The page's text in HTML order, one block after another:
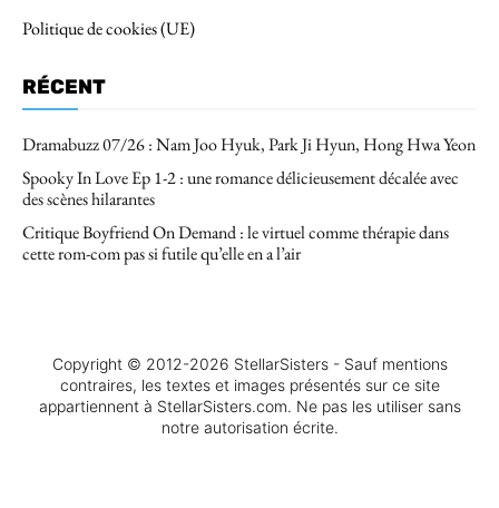
Politique de cookies (UE)
RÉCENT
Dramabuzz 07/26 : Nam Joo Hyuk, Park Ji Hyun, Hong Hwa Yeon
Spooky In Love Ep 1-2 : une romance délicieusement décalée avec
des scènes hilarantes
Critique Boyfriend On Demand : le virtuel comme thérapie dans
cette rom-com pas si futile qu’elle en a l’air
Copyright © 2012-2026 StellarSisters - Sauf mentions
contraires, les textes et images présentés sur ce site
appartiennent à StellarSisters.com. Ne pas les utiliser sans
notre autorisation écrite.